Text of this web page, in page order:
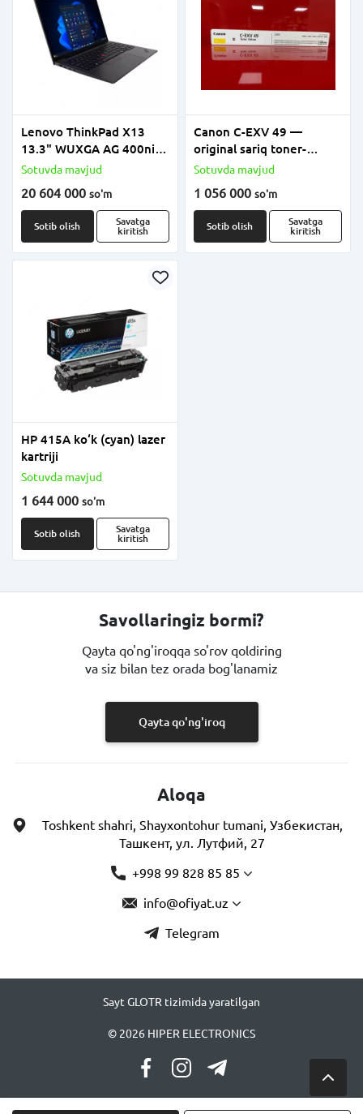
Lenovo ThinkPad X13
13.3" WUXGA AG 400nits
sRGB noutbuk, Intel Core
512GB SSD
Sotuvda mavjud
20 604 000 so'm
Sotib olish
Savatga
kiritish
Canon C-EXV 49 —
original sariq toner-
kartridj
Sotuvda mavjud
1 056 000 so'm
Sotib olish
Savatga
kiritish
HP 415A ko‘k (cyan) lazer
kartriji
Sotuvda mavjud
1 644 000 so'm
Sotib olish
Savatga
kiritish
Savollaringiz bormi?
Qayta qo'ng'iroqqa so'rov qoldiring
va siz bilan tez orada bog'lanamiz
Qayta qo'ng'iroq
Aloqa
Toshkent shahri, Shayxontohur tumani, Узбекистан,
Ташкент, ул. Лутфий, 27
+998 99 828 85 85
info@ofiyat.uz
Telegram
Sayt GLOTR tizimida yaratilgan
© 2026 HIPER ELECTRONICS